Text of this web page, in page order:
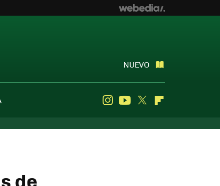
NUEVO
InstagramYoutube
Twitter
de